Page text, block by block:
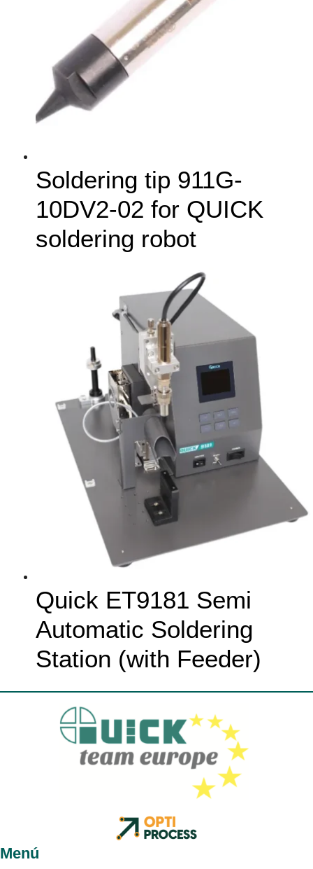
Soldering tip 911G-
10DV2-02 for QUICK
soldering robot
Quick ET9181 Semi
Automatic Soldering
Station (with Feeder)
Menú